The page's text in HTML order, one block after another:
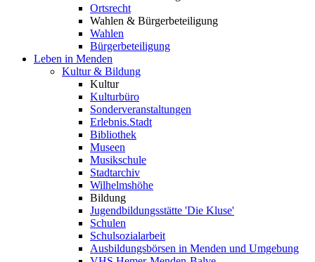
Ortsrecht
Wahlen & Bürgerbeteiligung
Wahlen
Bürgerbeteiligung
Leben in Menden
Kultur & Bildung
Kultur
Kulturbüro
Sonderveranstaltungen
Erlebnis.Stadt
Bibliothek
Museen
Musikschule
Stadtarchiv
Wilhelmshöhe
Bildung
Jugendbildungsstätte 'Die Kluse'
Schulen
Schulsozialarbeit
Ausbildungsbörsen in Menden und Umgebung